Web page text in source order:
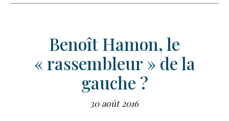
Benoît Hamon, le
« rassembleur » de la
gauche ?
30 août 2016